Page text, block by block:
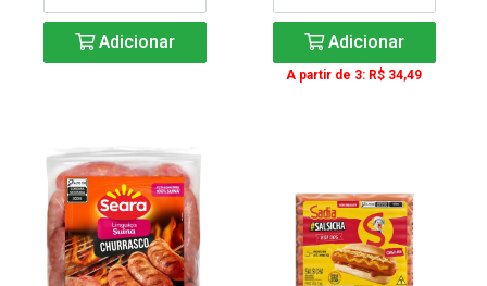
Adicionar Adicionar
A partir de 3: R$ 34,49